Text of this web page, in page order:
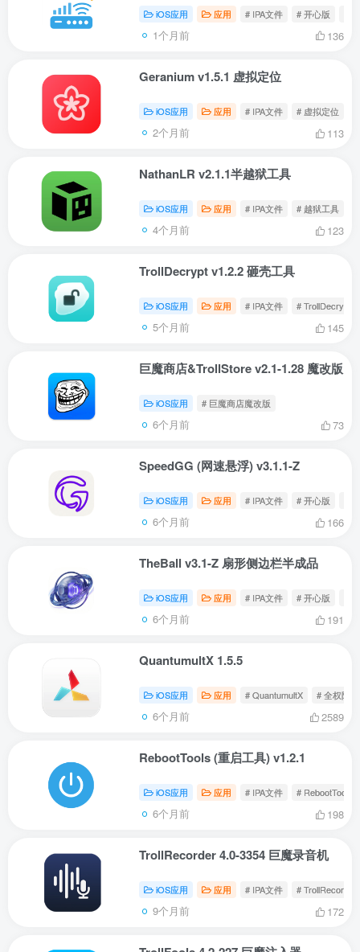
iOS应用 应用 # IPA文件 # 开心版
1个月前 136
Geranium v1.5.1 虚拟定位
iOS应用 应用 # IPA文件 # 虚拟定位
2个月前 113
NathanLR v2.1.1半越狱工具
iOS应用 应用 # IPA文件 # 越狱工具
4个月前 123
TrollDecrypt v1.2.2 砸壳工具
iOS应用 应用 # IPA文件 # TrollDecrypt
5个月前 145
巨魔商店&TrollStore v2.1-1.28 魔改版
iOS应用 # 巨魔商店魔改版
6个月前 73
SpeedGG (网速悬浮) v3.1.1-Z
iOS应用 应用 # IPA文件 # 开心版
6个月前 166
TheBall v3.1-Z 扇形侧边栏半成品
iOS应用 应用 # IPA文件 # 开心版
6个月前 191
QuantumultX 1.5.5
iOS应用 应用 # QuantumultX # 全权限
6个月前 2589
RebootTools (重启工具) v1.2.1
iOS应用 应用 # IPA文件 # RebootTools
6个月前 198
TrollRecorder 4.0-3354 巨魔录音机
iOS应用 应用 # IPA文件 # TrollRecorder
9个月前 172
社交账号登录
使用社交账号登录即表示同意